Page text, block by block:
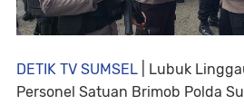
DETIK TV SUMSEL | Lubuk
Personel Satuan Brimob Polda